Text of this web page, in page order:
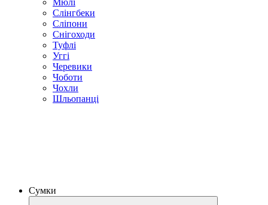
Мюлі
Слінгбеки
Сліпони
Снігоходи
Туфлі
Уггі
Черевики
Чоботи
Чохли
Шльопанці
Сумки